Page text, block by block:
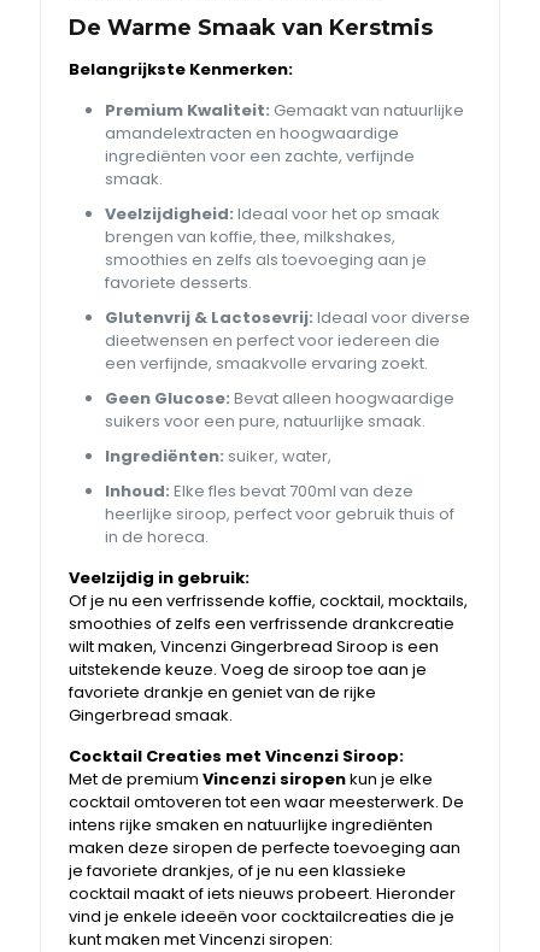
De Warme Smaak van Kerstmis
Belangrijkste Kenmerken:
Premium Kwaliteit: Gemaakt van natuurlijke
amandelextracten en hoogwaardige
ingrediënten voor een zachte, verfijnde
smaak.
Veelzijdigheid: Ideaal voor het op smaak
brengen van koffie, thee, milkshakes,
smoothies en zelfs als toevoeging aan je
favoriete desserts.
Glutenvrij & Lactosevrij: Ideaal voor diverse
dieetwensen en perfect voor iedereen die
een verfijnde, smaakvolle ervaring zoekt.
Geen Glucose: Bevat alleen hoogwaardige
suikers voor een pure, natuurlijke smaak.
Ingrediënten: suiker, water,
Inhoud:Elke fles bevat 700ml van deze
heerlijke siroop, perfect voor gebruik thuis of
in de horeca.
Veelzijdig in gebruik:
Of je nu een verfrissende koffie, cocktail, mocktails,
smoothies of zelfs een verfrissende drankcreatie
wilt maken, Vincenzi Gingerbread Siroop is een
uitstekende keuze. Voeg de siroop toe aan je
favoriete drankje en geniet van de rijke
Gingerbread smaak.
Cocktail Creaties met Vincenzi Siroop:
Met de premiumVincenzi siropenkun je elke
cocktail omtoveren tot een waar meesterwerk. De
intens rijke smaken en natuurlijke ingrediënten
maken deze siropen de perfecte toevoeging aan
je favoriete drankjes, of je nu een klassieke
cocktail maakt of iets nieuws probeert. Hieronder
vind je enkele ideeën voor cocktailcreaties die je
kunt maken met Vincenzi siropen: